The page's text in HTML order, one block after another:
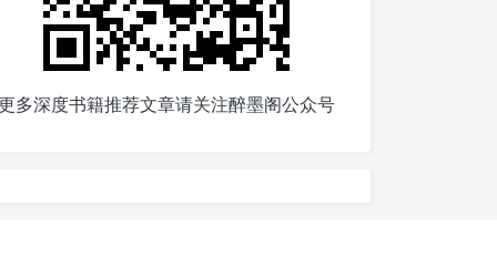
多深度书籍推荐文章请关注醉墨阁公众号